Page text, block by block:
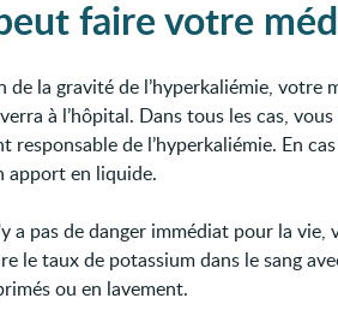
faire votre
de la gravité de l’hyperkaliémie, votre
à l’hôpital. Dans tous les cas,
responsable de l’hyperkaliémie. En
apport en liquide.
a pas de danger immédiat pour la vie,
le taux de potassium dans le sang
ou en lavement.